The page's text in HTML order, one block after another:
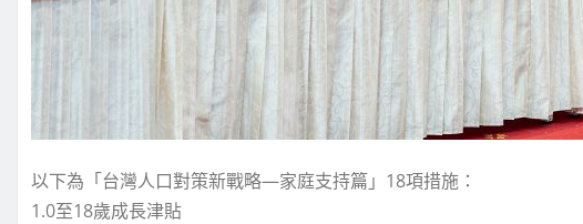
以下為「台灣人口對策新戰略—家庭支持篇」18項措施：
1.0至18歲成長津貼